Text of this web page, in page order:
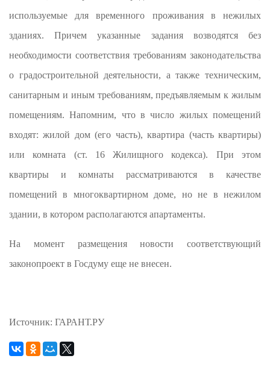
используемые для временного проживания в нежилых
зданиях. Причем указанные задания возводятся без
необходимости соответствия требованиям законодательства
о градостроительной деятельности, а также техническим,
санитарным и иным требованиям, предъявляемым к жилым
помещениям. Напомним, что в число жилых помещений
входят: жилой дом (его часть), квартира (часть квартиры)
или комната (ст. 16 Жилищного кодекса). При этом
квартиры и комнаты рассматриваются в качестве
помещений в многоквартирном доме, но не в нежилом
здании, в котором располагаются апартаменты.
На момент размещения новости соответствующий
законопроект в Госдуму еще не внесен.
Источник: ГАРАНТ.РУ